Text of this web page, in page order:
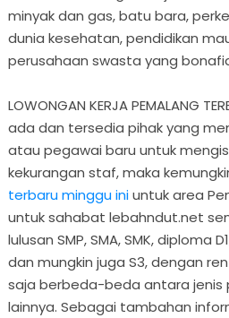
minyak dan gas, batu bara,
dunia kesehatan, pendidikan
perusahaan swasta yang
LOWONGAN KERJA PEMALANG
ada dan tersedia pihak yang
atau pegawai baru untuk
kekurangan staf, maka
terbaru minggu iniuntuk area
untuk sahabat lebahndut.net
lulusan SMP, SMA, SMK, diploma
dan mungkin juga S3, dengan
saja berbeda-beda antara jenis
lainnya. Sebagai tambahan